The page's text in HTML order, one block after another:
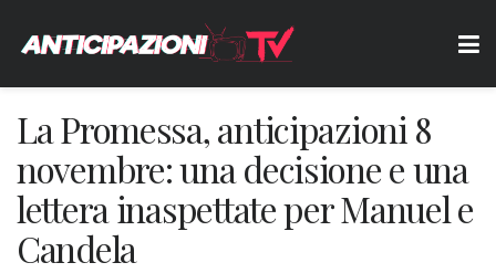
La Promessa, anticipazioni 8
novembre: una decisione e una
lettera inaspettate per Manuel e
Candela